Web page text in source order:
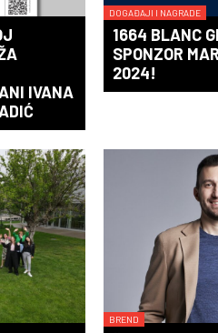
IVANA
DOGAĐAJI I NAGRADE
1664 BLANC
SPONZOR
2024!
BREND